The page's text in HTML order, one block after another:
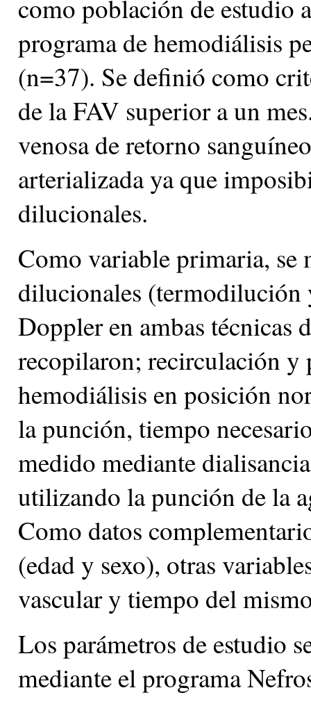
como población de estudio
programa de hemodiálisis
(n=37). Se definió como
de la FAV superior a un
venosa de retorno
arterializada ya que
dilucionales.
Como variable primaria, se
dilucionales
Doppler en ambas técnicas
recopilaron; recirculación y
hemodiálisis en posición
la punción, tiempo
medido mediante
utilizando la punción de la
Como datos
(edad y sexo), otras
vascular y tiempo del
Los parámetros de estudio
mediante el programa